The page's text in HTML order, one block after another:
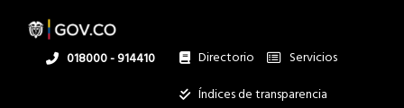
contenido
Linea
018000 - 914410 Directorio
Institucional
Servicios
Índices de transparencia